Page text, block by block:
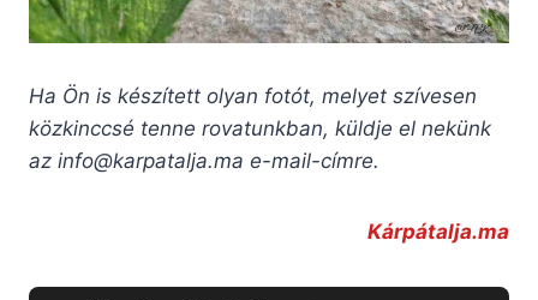
Ha Ön is készített olyan fotót, melyet szívesen
közkinccsé tenne rovatunkban, küldje el nekünk
az info@karpatalja.ma e-mail-címre.
Kárpátalja.ma